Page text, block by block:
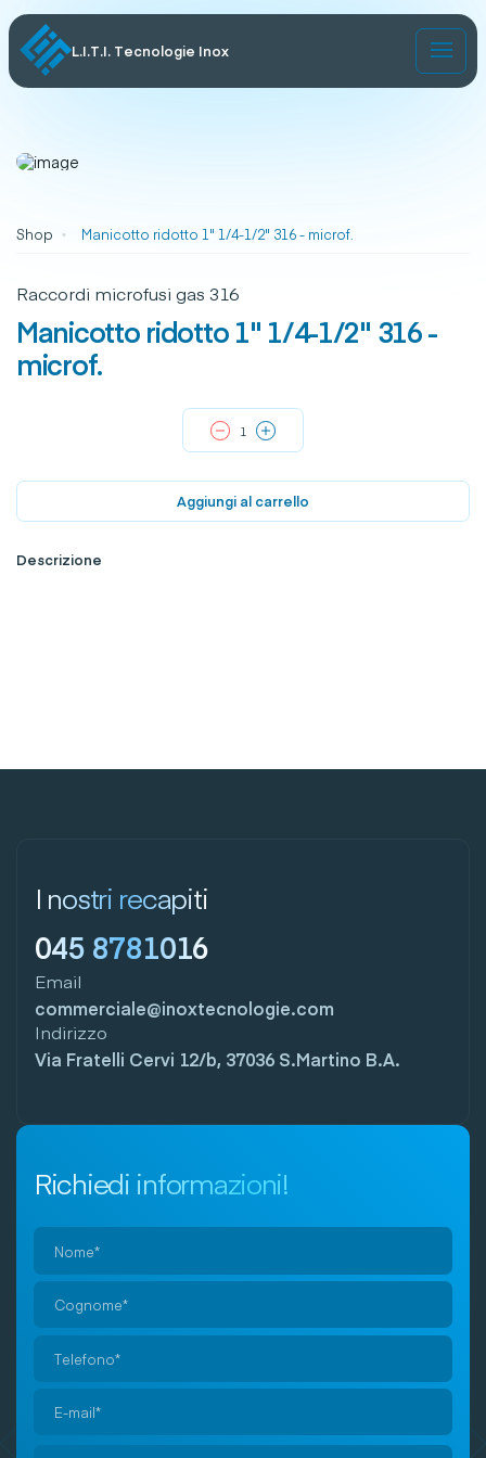
L.I.T.I. Tecnologie Inox
Shop Manicotto ridotto 1" 1/4-1/2" 316 - microf.
Raccordi microfusi gas 316
Manicotto ridotto 1" 1/4-1/2" 316 -
microf.
Aggiungi al carrello
Descrizione
I nostri recapiti
045 8781016
Email
commerciale@inoxtecnologie.com
Indirizzo
Via Fratelli Cervi 12/b, 37036 S.Martino B.A.
Richiedi informazioni!